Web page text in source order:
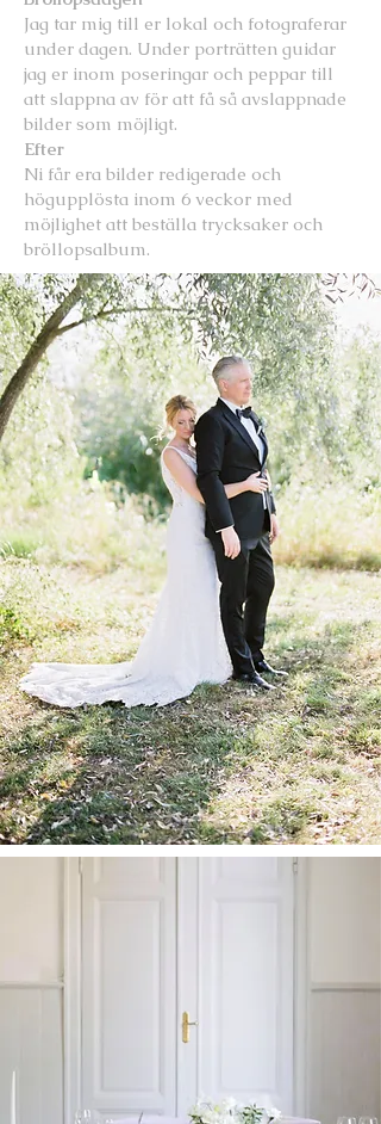
Jag tar mig till er lokal och fotograferar
under dagen. Under porträtten guidar
jag er inom poseringar och peppar till
att slappna av för att få så avslappnade
bilder som möjligt.
Efter
Ni får era bilder redigerade och
högupplösta inom 6 veckor med
möjlighet att beställa trycksaker och
bröllopsalbum.